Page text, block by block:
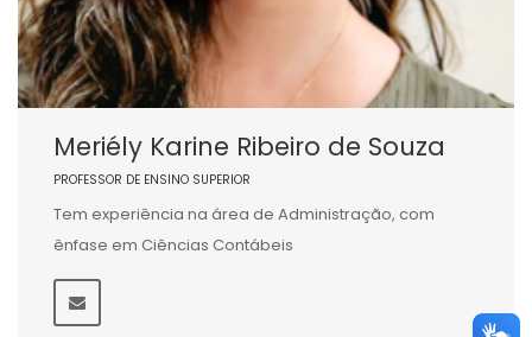
Meriély Karine Ribeiro de Souza
PROFESSOR DE ENSINO SUPERIOR
Tem experiência na área de Administração, com
ênfase em Ciências Contábeis